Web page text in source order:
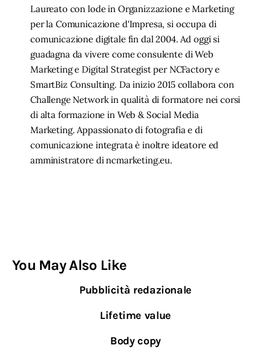
Laureato con lode in Organizzazione e Marketing
per la Comunicazione d'Impresa, si occupa di
comunicazione digitale fin dal 2004. Ad oggi si
guadagna da vivere come consulente di Web
Marketing e Digital Strategist per NCFactory e
SmartBiz Consulting. Da inizio 2015 collabora con
Challenge Network in qualità di formatore nei corsi
di alta formazione in Web & Social Media
Marketing. Appassionato di fotografia e di
comunicazione integrata è inoltre ideatore ed
amministratore di ncmarketing.eu.
You May Also Like
Pubblicità redazionale
Lifetime value
Body copy